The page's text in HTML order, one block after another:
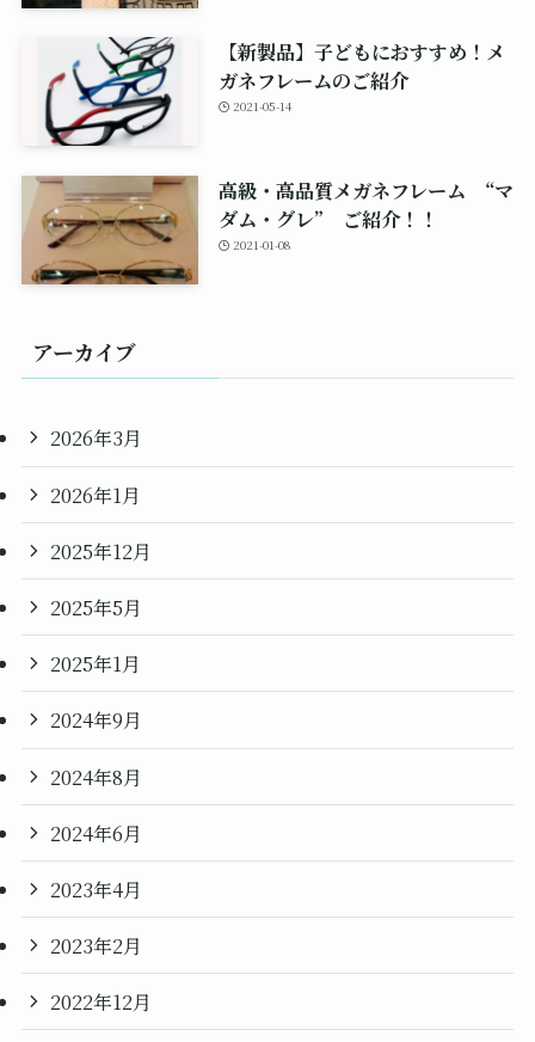
【新製品】子どもにおすすめ！メ
ガネフレームのご紹介
2021-05-14
高級・高品質メガネフレーム “マ
ダム・グレ” ご紹介！！
2021-01-08
アーカイブ
2026年3月
2026年1月
2025年12月
2025年5月
2025年1月
2024年9月
2024年8月
2024年6月
2023年4月
2023年2月
2022年12月